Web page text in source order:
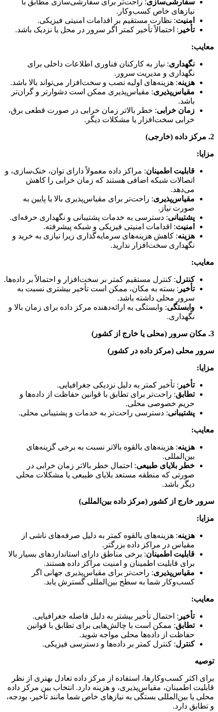
سفارشی‌سازی: راحت‌تر برای سفارشی‌سازی مطابق با
نیازهای خاص کسب‌وکار.
امنیت: نظارت مستقیم بر اقدامات امنیتی فیزیکی.
تأخیر : احتمالاً تأخیر کمتر اگر سرور در محل یا نزدیک باشد.
معایب:
نگهداری: نیاز به کارکنان فناوری اطلاعات داخلی برای
نگهداری و مدیریت سرور.
هزینه: هزینه‌های اولیه نصب و سخت‌افزار می‌تواند بالا باشد.
مقیاس‌پذیری: مقیاس‌پذیری ممکن است دشوارتر و گران‌تر
باشد.
زمان خرابی: خطر بالاتر زمان خرابی در صورت قطعی برق،
خرابی سخت‌افزار یا مشکلات دیگر.
2. مرکز داده (خارجی)
مزایا:
قابلیت اطمینان: مراکز داده معمولاً دارای توان، خنک‌سازی، و
اتصالات شبکه اضافی هستند که زمان خرابی را کاهش
می‌دهد.
مقیاس‌پذیری: راحت‌تر برای مقیاس‌پذیری بالا یا پایین به
صورت نیاز.
پشتیبانی: دسترسی به خدمات پشتیبانی و نگهداری حرفه‌ای.
امنیت: اقدامات امنیتی فیزیکی و شبکه پیشرفته.
هزینه: کاهش هزینه‌های سرمایه‌گذاری زیرا نیازی به خرید و
نگهداری سخت‌افزار ندارید.
معایب:
کنترل: کنترل مستقیم کمتر بر سخت‌افزار و احتمالاً بر داده‌ها.
تأخیر : بسته به مکان، ممکن است تأخیر بیشتری نسبت به
سرور محلی داشته باشد.
وابستگی: وابستگی به ارائه‌دهنده مرکز داده برای زمان بالا و
نگهداری.
3. مکان سرور (محلی یا خارج از کشور)
سرور محلی (مرکز داده در کشور)
مزایا:
تأخیر : تأخیر کمتر به دلیل نزدیکی جغرافیایی.
تطابق: راحت‌تر برای تطابق با قوانین حفاظت از داده‌ها و
حریم خصوصی محلی.
پشتیبانی: دسترسی راحت‌تر به خدمات و پشتیبانی محلی.
معایب:
هزینه: هزینه‌های بالقوه بالاتر نسبت به برخی گزینه‌های
بین‌المللی.
خطر بلایای طبیعی: احتمال خطر بالاتر زمان خرابی در
صورتی که منطقه مستعد بلایای طبیعی یا مشکلات محلی
دیگر باشد.
سرور خارج از کشور (مرکز داده بین‌المللی)
مزایا:
هزینه: هزینه‌های بالقوه کمتر به دلیل صرفه‌های ناشی از
مقیاس در مراکز داده بزرگتر.
قابلیت اطمینان: برخی مناطق دارای استانداردهای بسیار بالا
برای قابلیت اطمینان و امنیت مراکز داده هستند.
مقیاس‌پذیری: راحت‌تر برای مقیاس‌پذیری جهانی اگر
کسب‌وکار شما به سطح بین‌المللی گسترش یابد.
معایب:
تأخیر : احتمال تأخیر بیشتر به دلیل فاصله جغرافیایی.
تطابق: ممکن است با چالش‌هایی برای تطابق با قوانین
حفاظت از داده‌ها محلی مواجه شوید.
کنترل: کنترل کمتر بر داده‌ها و دسترسی فیزیکی.
توصیه
برای اکثر کسب‌وکارها، استفاده از مرکز داده تعادل بهتری از نظر
قابلیت اطمینان، مقیاس‌پذیری، و هزینه دارد. انتخاب بین مرکز داده
محلی یا بین‌المللی بستگی به نیازهای خاص شما مانند تأخیر، بودجه،
و تطابق دارد.